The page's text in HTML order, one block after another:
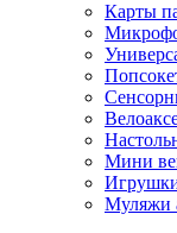
Карты
Мини
Муляжи